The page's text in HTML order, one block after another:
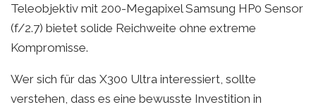
Teleobjektiv mit 200-Megapixel Samsung HP0 Sensor
(f/2.7) bietet solide Reichweite ohne extreme
Kompromisse.
Wer sich für das X300 Ultra interessiert, sollte
verstehen, dass es eine bewusste Investition in